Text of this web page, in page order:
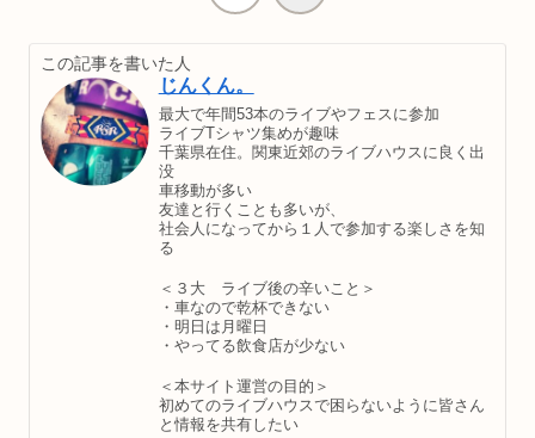
この記事を書いた人
じんくん。
最大で年間53本のライブやフェスに参加
ライブTシャツ集めが趣味
千葉県在住。関東近郊のライブハウスに良く出
没
車移動が多い
友達と行くことも多いが、
社会人になってから１人で参加する楽しさを知
る
＜３大 ライブ後の辛いこと＞
・車なので乾杯できない
・明日は月曜日
・やってる飲食店が少ない
＜本サイト運営の目的＞
初めてのライブハウスで困らないように皆さん
と情報を共有したい